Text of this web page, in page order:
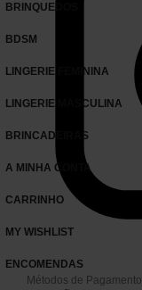
Métodos de Pagamento
BRINQUEDOS
BDSM
LINGERIE FEMININA
LINGERIE MASCULINA
BRINCADEIRAS
A MINHA CONTA
CARRINHO
MY WISHLIST
ENCOMENDAS